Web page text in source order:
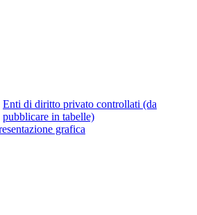
Enti di diritto privato controllati (da
pubblicare in tabelle)
grafica